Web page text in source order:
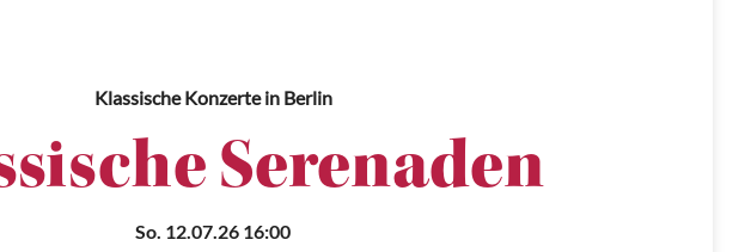
Klassische Konzertein Berlin
Serenaden
So. 12.07.26 16:00